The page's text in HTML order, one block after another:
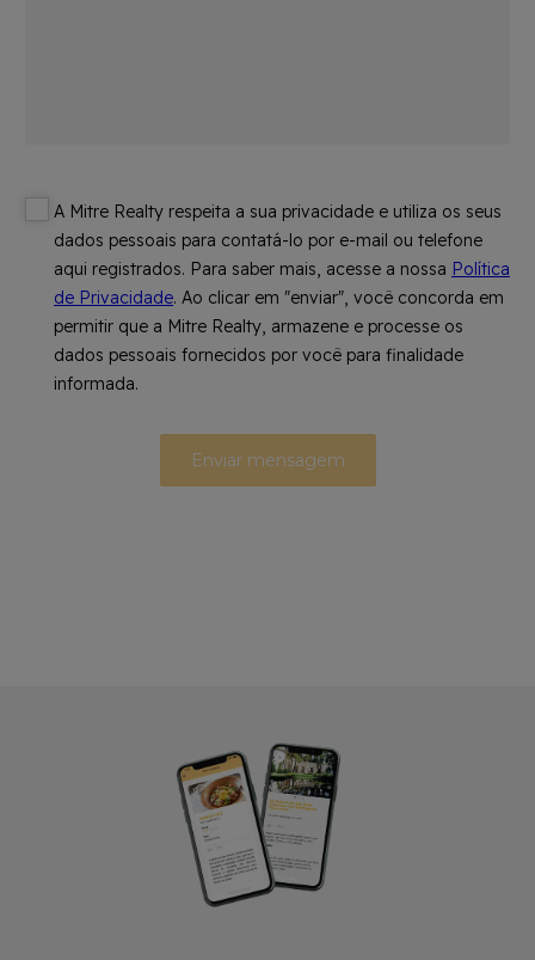
A Mitre Realty respeita a sua privacidade e utiliza os seus
dados pessoais para contatá-lo por e-mail ou telefone
aqui registrados. Para saber mais, acesse a nossa Política
de Privacidade. Ao clicar em "enviar", você concorda em
permitir que a Mitre Realty, armazene e processe os
dados pessoais fornecidos por você para finalidade
informada.
Enviar mensagem